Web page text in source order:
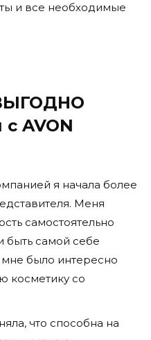
и все необходимые
AVON
я начала более
Меня
самостоятельно
быть самой себе
было интересно
косметику со
что способна на